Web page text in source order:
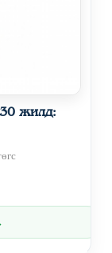
жилд: